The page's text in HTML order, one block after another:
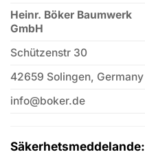
Heinr. Böker Baumwerk
GmbH
Schützenstr 30
42659 Solingen, Germany
info@boker.de
Säkerhetsmeddelande: